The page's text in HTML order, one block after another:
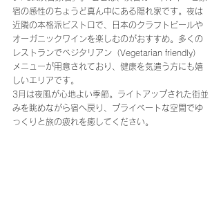
宿の感性のちょうど真ん中にある隠れ家です。夜は
近隣の本格派ビストロで、日本のクラフトビールや
オーガニックワインを楽しむのがおすすめ。多くの
レストランでベジタリアン（Vegetarian friendly）
メニューが用意されており、健康を気遣う方にも嬉
しいエリアです。
3月は夜風が心地よい季節。ライトアップされた街並
みを眺めながら宿へ戻り、プライベートな空間でゆ
っくりと旅の疲れを癒してください。